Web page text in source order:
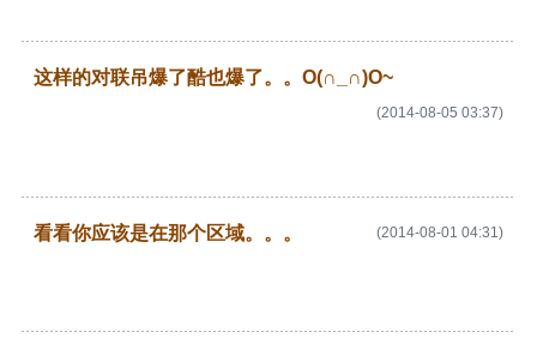
这样的对联吊爆了酷也爆了。。O(∩_∩)O~
(2014-08-05 03:37)
看看你应该是在那个区域。。。 (2014-08-01 04:31)